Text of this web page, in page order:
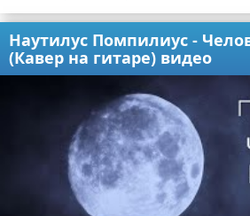
Наутилус Помпилиус -
(Кавер на гитаре) видео